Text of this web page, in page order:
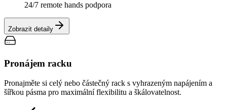
24/7 remote hands podpora
Zobrazit detaily
Pronájem racku
Pronajměte si celý nebo částečný rack s vyhrazeným napájením a
šířkou pásma pro maximální flexibilitu a škálovatelnost.